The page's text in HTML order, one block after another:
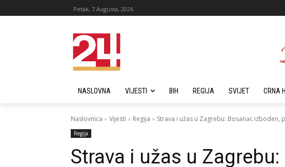
Petak, 7 Augusta, 2026
NASLOVNA VIJESTI BIH REGIJA SVIJET CRNA
Naslovnica Vijesti Regija Strava i užas u Zagrebu: Bosanac
Regija
Strava i užas u